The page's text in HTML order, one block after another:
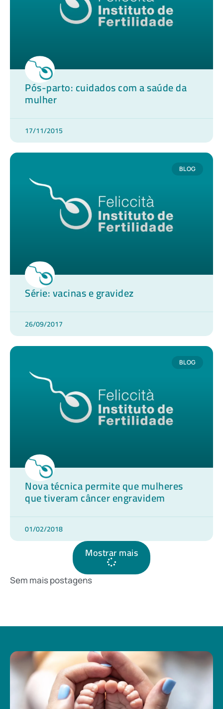
Pós-parto: cuidados com a saúde da
mulher
17/11/2015
BLOG
Série: vacinas e gravidez
26/09/2017
BLOG
Nova técnica permite que mulheres
que tiveram câncer engravidem
01/02/2018
Mostrar mais
Sem mais postagens